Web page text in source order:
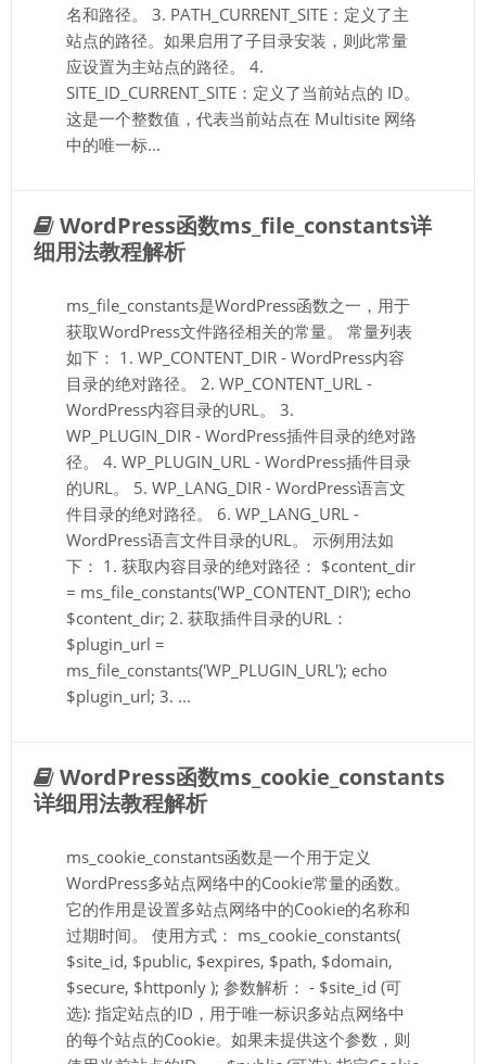
名和路径。 3. PATH_CURRENT_SITE：定义了主
站点的路径。如果启用了子目录安装，则此常量
应设置为主站点的路径。 4.
SITE_ID_CURRENT_SITE：定义了当前站点的 ID。
这是一个整数值，代表当前站点在 Multisite 网络
中的唯一标...
WordPress函数ms_file_constants详
细用法教程解析
ms_file_constants是WordPress函数之一，用于
获取WordPress文件路径相关的常量。 常量列表
如下： 1. WP_CONTENT_DIR - WordPress内容
目录的绝对路径。 2. WP_CONTENT_URL -
WordPress内容目录的URL。 3.
WP_PLUGIN_DIR - WordPress插件目录的绝对路
径。 4. WP_PLUGIN_URL - WordPress插件目录
的URL。 5. WP_LANG_DIR - WordPress语言文
件目录的绝对路径。 6. WP_LANG_URL -
WordPress语言文件目录的URL。 示例用法如
下： 1. 获取内容目录的绝对路径： $content_dir
= ms_file_constants('WP_CONTENT_DIR'); echo
$content_dir; 2. 获取插件目录的URL：
$plugin_url =
ms_file_constants('WP_PLUGIN_URL'); echo
$plugin_url; 3. ...
WordPress函数ms_cookie_constants
详细用法教程解析
ms_cookie_constants函数是一个用于定义
WordPress多站点网络中的Cookie常量的函数。
它的作用是设置多站点网络中的Cookie的名称和
过期时间。 使用方式： ms_cookie_constants(
$site_id, $public, $expires, $path, $domain,
$secure, $httponly ); 参数解析： - $site_id (可
选): 指定站点的ID，用于唯一标识多站点网络中
的每个站点的Cookie。如果未提供这个参数，则